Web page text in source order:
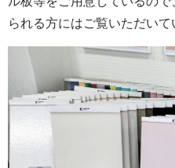
られる方にはご覧いただいて